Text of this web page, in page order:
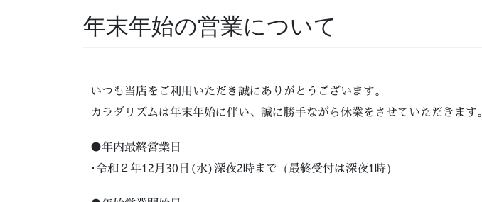
年末年始の営業について
いつも当店をご利用いただき誠にありがとうございます。
カラダリズムは年末年始に伴い、誠に勝手ながら休業をさせていただきます。
●年内最終営業日
･令和２年12月30日(水)深夜2時まで（最終受付は深夜1時）